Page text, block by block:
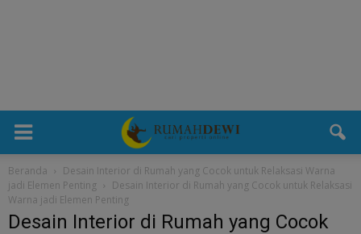
Beranda
Desain Interior di Rumah yang Cocok untuk Relaksasi Warna
jadi Elemen Penting
Desain Interior di Rumah yang Cocok untuk Relaksasi
Warna jadi Elemen Penting
Desain Interior di Rumah yang Cocok